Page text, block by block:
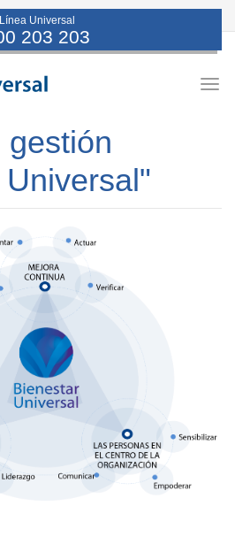
Línea Universal
203 203
gestión